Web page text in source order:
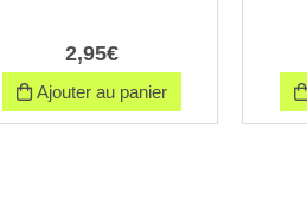
2,95€
Ajouter au panier